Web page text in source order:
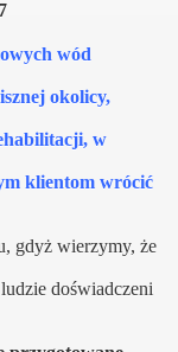
wód
okolicy,
w
klientom wrócić
gdyż wierzymy, że
doświadczeni